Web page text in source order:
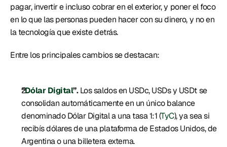
pagar, invertir e incluso cobrar en el exterior, y poner el foco
en lo que las personas pueden hacer con su dinero, y no en
la tecnología que existe detrás.
Entre los principales cambios se destacan:
“Dólar Digital”. Los saldos en USDc, USDs y USDt se
consolidan automáticamente en un único balance
denominado Dólar Digital a una tasa 1:1 (TyC), ya sea si
recibís dólares de una plataforma de Estados Unidos, de
Argentina o una billetera externa.